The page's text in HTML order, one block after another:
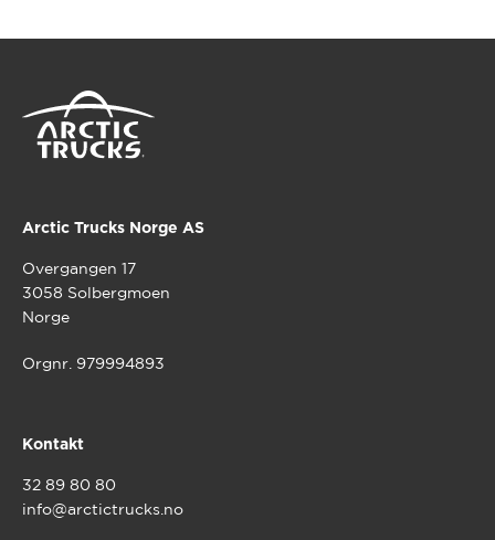
Arctic Trucks Norge AS
Overgangen 17
3058 Solbergmoen
Norge
Orgnr. 979994893
Kontakt
32 89 80 80
info@arctictrucks.no